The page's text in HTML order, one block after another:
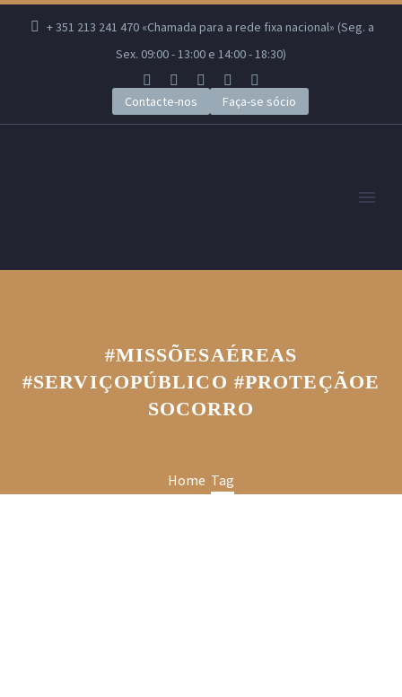
+ 351 213 241 470 «Chamada para a rede fixa nacional» (Seg. a
Sex. 09:00 - 13:00 e 14:00 - 18:30)
Contacte-nos Faça-se sócio
#MISSÕESAÉREAS
#SERVIÇOPÚBLICO #PROTEÇÃOE
SOCORRO
Home Tag